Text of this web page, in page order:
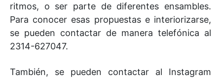
ritmos, o ser parte de diferentes ensambles.
Para conocer esas propuestas e interiorizarse,
se pueden contactar de manera telefónica al
2314-627047.
También, se pueden contactar al Instagram